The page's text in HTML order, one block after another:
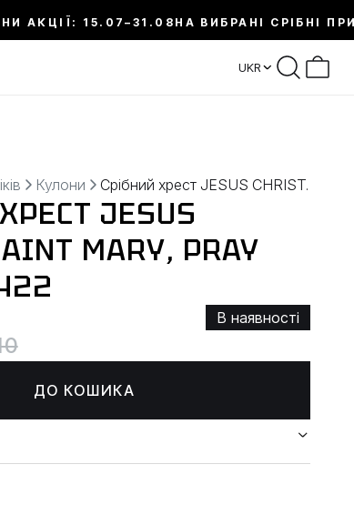
АКЦІЇ: 15.07–31.08 НА ВИБРАНІ СРІБНІ
UKR
Кулони Срібний хрест JESUS ​​CHRIST.
JESUS
MARY, PRAY
В наявності
ДО КОШИКА